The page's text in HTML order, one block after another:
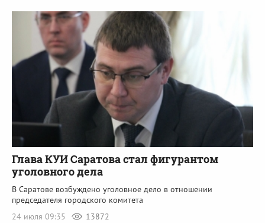
Глава КУИ Саратова стал фигурантом
уголовного дела
В Саратове возбуждено уголовное дело в отношении
председателя городского комитета
24 июля 09:35
13872